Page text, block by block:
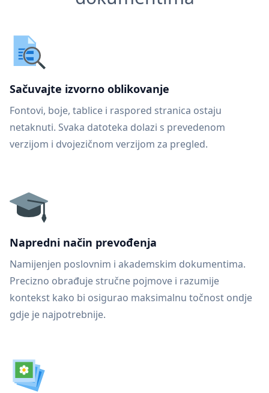
Sačuvajte izvorno oblikovanje
Fontovi, boje, tablice i raspored stranica ostaju
netaknuti. Svaka datoteka dolazi s prevedenom
verzijom i dvojezičnom verzijom za pregled.
Napredni način prevođenja
Namijenjen poslovnim i akademskim dokumentima.
Precizno obrađuje stručne pojmove i razumije
kontekst kako bi osigurao maksimalnu točnost ondje
gdje je najpotrebnije.